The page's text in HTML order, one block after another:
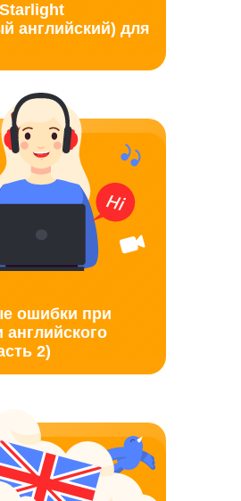
английский) для
ошибки при
английского
2)